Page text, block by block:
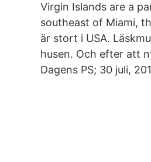
Virgin Islands are a
southeast of Miami,
är stort i USA.
husen. Och efter att
Dagens PS; 30 juli,